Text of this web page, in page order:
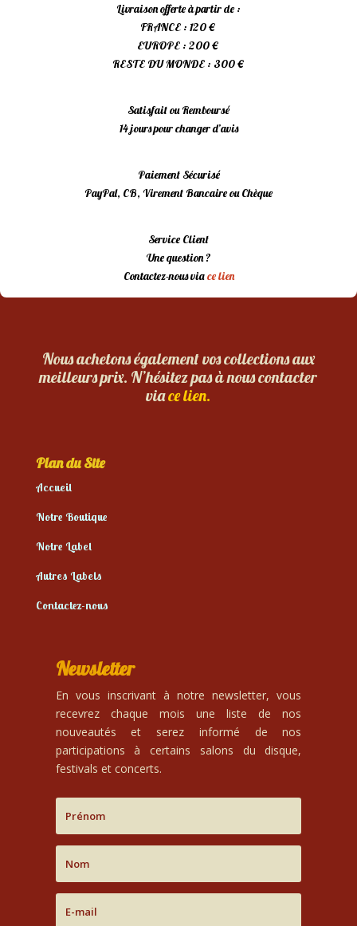
Livraison offerte à partir de :
FRANCE : 120 €
EUROPE : 200 €
RESTE DU MONDE : 300 €
Satisfait ou Remboursé
14 jours pour changer d’avis
Paiement Sécurisé
PayPal, CB, Virement Bancaire ou Chèque
Service Client
Une question ?
Contactez-nous viace lien
Nous achetons également vos collections aux
meilleurs prix. N’hésitez pas à nous contacter
viace lien.
Plan du Site
Accueil
Notre Boutique
Notre Label
Autres Labels
Contactez-nous
Newsletter
En vous inscrivant à notre newsletter, vous
recevrez chaque mois une liste de nos
nouveautés et serez informé de nos
participations à certains salons du disque,
festivals et concerts.